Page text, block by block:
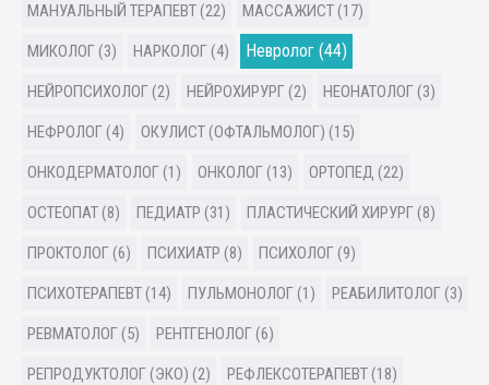
МАНУАЛЬНЫЙ ТЕРАПЕВТ (22) МАССАЖИСТ (17)
МИКОЛОГ (3) НАРКОЛОГ (4) Невролог (44)
НЕЙРОПСИХОЛОГ (2) НЕЙРОХИРУРГ (2) НЕОНАТОЛОГ (3)
НЕФРОЛОГ (4) ОКУЛИСТ (ОФТАЛЬМОЛОГ) (15)
ОНКОДЕРМАТОЛОГ (1) ОНКОЛОГ (13) ОРТОПЕД (22)
ОСТЕОПАТ (8) ПЕДИАТР (31) ПЛАСТИЧЕСКИЙ ХИРУРГ (8)
ПРОКТОЛОГ (6) ПСИХИАТР (8) ПСИХОЛОГ (9)
ПСИХОТЕРАПЕВТ (14) ПУЛЬМОНОЛОГ (1) РЕАБИЛИТОЛОГ (3)
РЕВМАТОЛОГ (5) РЕНТГЕНОЛОГ (6)
РЕПРОДУКТОЛОГ (ЭКО) (2) РЕФЛЕКСОТЕРАПЕВТ (18)